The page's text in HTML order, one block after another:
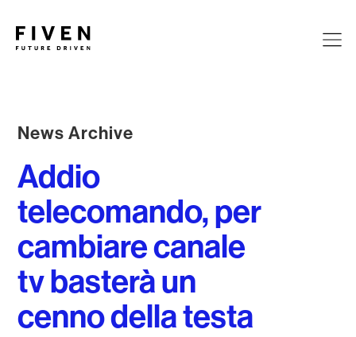
News Archive
Addio
telecomando, per
cambiare canale
tv basterà un
cenno della testa